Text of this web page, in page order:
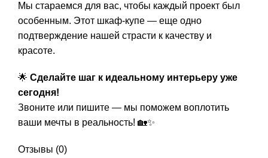
Мы стараемся для вас, чтобы каждый проект был
особенным. Этот шкаф-купе — еще одно
подтверждение нашей страсти к качеству и
красоте.
🌟 Сделайте шаг к идеальному интерьеру уже
сегодня!
Звоните или пишите — мы поможем воплотить
ваши мечты в реальность! 🏡✨
Отзывы (0)